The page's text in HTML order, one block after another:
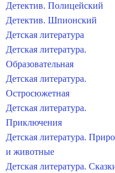
Детектив. Полицейский
Детектив. Шпионский
Детская литература
Детская литература.
Образовательная
Детская литература.
Остросюжетная
Детская литература.
Приключения
Детская литература.
и животные
Детская литература.